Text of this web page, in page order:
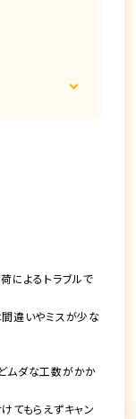
によるトラブルで
違いやミスが少な
ムダな工数がかか
てもらえずキャン